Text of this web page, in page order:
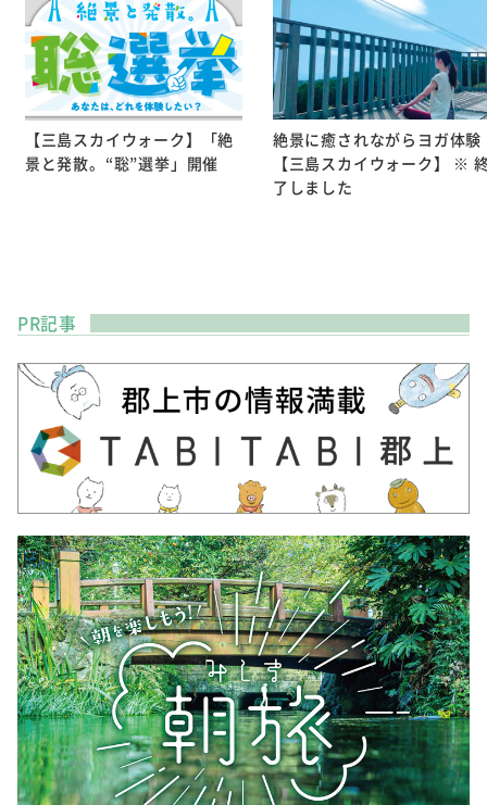
【三島スカイウォーク】「絶
景と発散。“聡”選挙」開催
絶景に癒されながらヨガ体験
【三島スカイウォーク】 ※
了しました
PR記事